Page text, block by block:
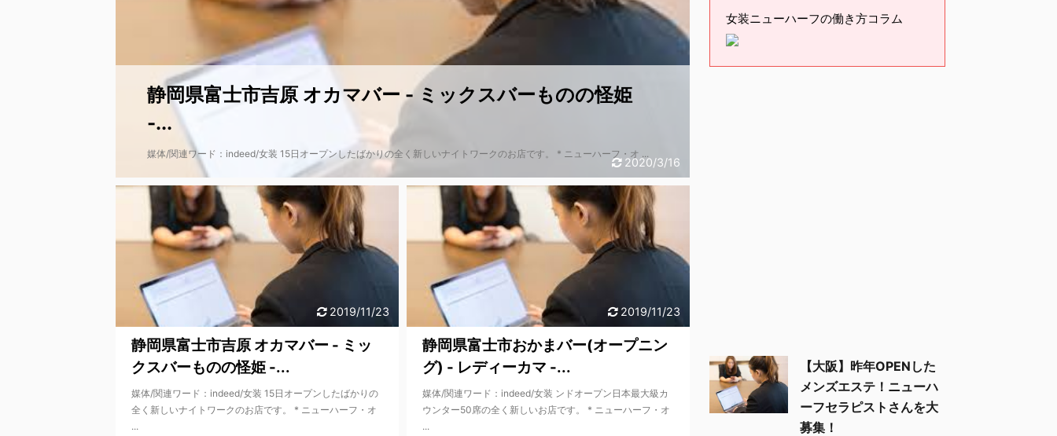
2020/3/16
静岡県富士市吉原 オカマバー - ミックスバーものの怪姫
-...
媒体/関連ワード：indeed/女装 15日オープンしたばかりの全く新しいナイトワークのお店です。 * ニューハーフ・オ ...
2019/11/23
静岡県富士市吉原 オカマバー - ミッ
クスバーものの怪姫 -...
媒体/関連ワード：indeed/女装 15日オープンしたばかりの
全く新しいナイトワークのお店です。 * ニューハーフ・オ
...
2019/11/23
静岡県富士市おかまバー(オープニン
グ) - レディーカマ -...
媒体/関連ワード：indeed/女装 ンドオープン日本最大級カ
ウンター50席の全く新しいお店です。 * ニューハーフ・オ
...
女装ニューハーフの働き方コラム
【大阪】昨年OPENした
メンズエステ！ニューハ
ーフセラピストさんを大
募集！